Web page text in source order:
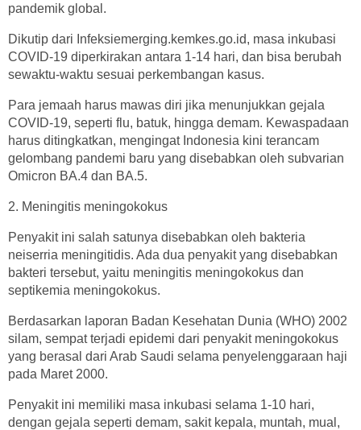
pandemik global.
Dikutip dari Infeksiemerging.kemkes.go.id, masa inkubasi
COVID-19 diperkirakan antara 1-14 hari, dan bisa berubah
sewaktu-waktu sesuai perkembangan kasus.
Para jemaah harus mawas diri jika menunjukkan gejala
COVID-19, seperti flu, batuk, hingga demam. Kewaspadaan
harus ditingkatkan, mengingat Indonesia kini terancam
gelombang pandemi baru yang disebabkan oleh subvarian
Omicron BA.4 dan BA.5.
2. Meningitis meningokokus
Penyakit ini salah satunya disebabkan oleh bakteria
neiserria meningitidis. Ada dua penyakit yang disebabkan
bakteri tersebut, yaitu meningitis meningokokus dan
septikemia meningokokus.
Berdasarkan laporan Badan Kesehatan Dunia (WHO) 2002
silam, sempat terjadi epidemi dari penyakit meningokokus
yang berasal dari Arab Saudi selama penyelenggaraan haji
pada Maret 2000.
Penyakit ini memiliki masa inkubasi selama 1-10 hari,
dengan gejala seperti demam, sakit kepala, muntah, mual,